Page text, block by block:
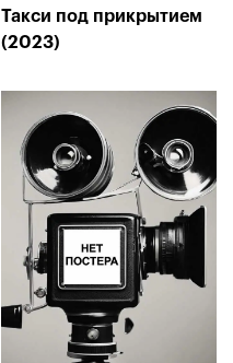
Такси под прикрытием
(2023)